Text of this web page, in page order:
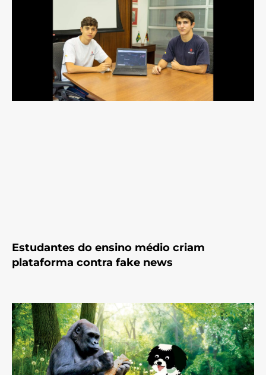
Estudantes do ensino médio criam
plataforma contra fake news